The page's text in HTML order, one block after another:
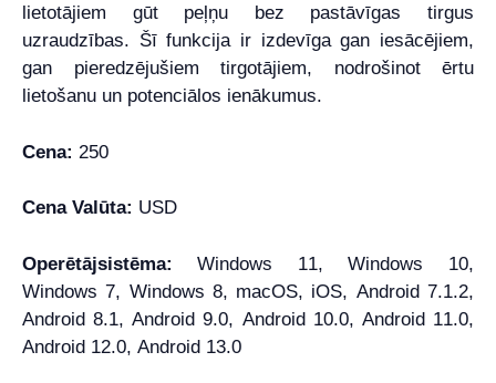
lietotājiem gūt peļņu bez pastāvīgas tirgus
uzraudzības. Šī funkcija ir izdevīga gan iesācējiem,
gan pieredzējušiem tirgotājiem, nodrošinot ērtu
lietošanu un potenciālos ienākumus.
Cena: 250
Cena Valūta: USD
Operētājsistēma: Windows 11, Windows 10,
Windows 7, Windows 8, macOS, iOS, Android 7.1.2,
Android 8.1, Android 9.0, Android 10.0, Android 11.0,
Android 12.0, Android 13.0